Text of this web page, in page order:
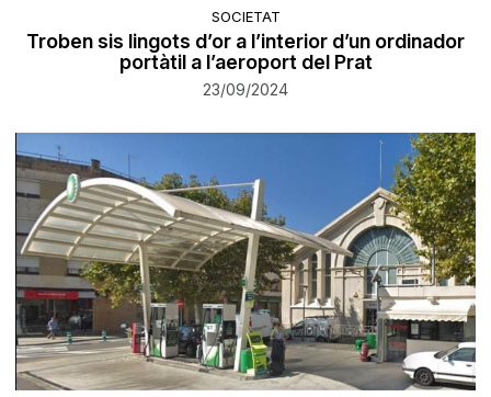
SOCIETAT
Troben sis lingots d’or a l’interior d’un ordinador
portàtil a l’aeroport del Prat
23/09/2024